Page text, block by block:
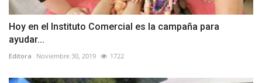
Hoy en el Instituto Comercial es la campaña para
ayudar...
Editora Noviembre 30, 2019 1722